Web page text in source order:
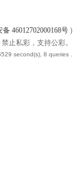
46012702000168号)
止私彩，支持公彩。
second(s), 8 queries .